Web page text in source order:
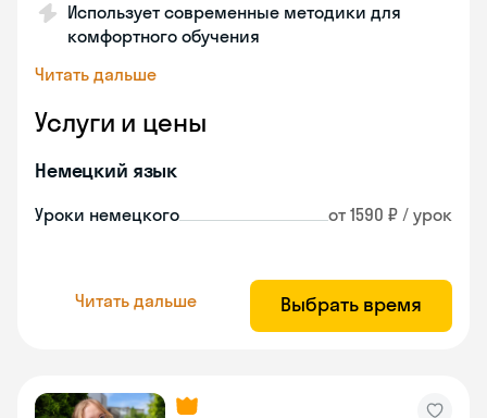
Использует современные методики для
комфортного обучения
Читать дальше
Услуги и цены
Немецкий язык
Уроки немецкого от 1590 ₽ / урок
Читать дальше Выбрать время